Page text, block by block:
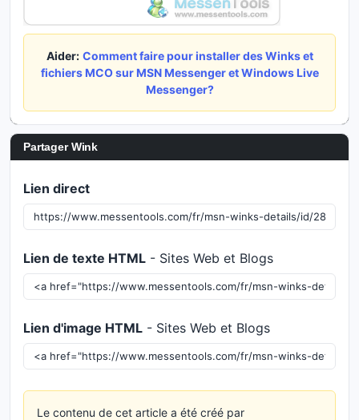
Aider: Comment faire pour installer des Winks et
fichiers MCO sur MSN Messenger et Windows Live
Messenger?
Partager Wink
Lien direct
Lien de texte HTML - Sites Web et Blogs
Lien d'image HTML - Sites Web et Blogs
Le contenu de cet article a été créé par